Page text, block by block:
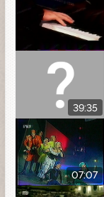
39:35
07:07